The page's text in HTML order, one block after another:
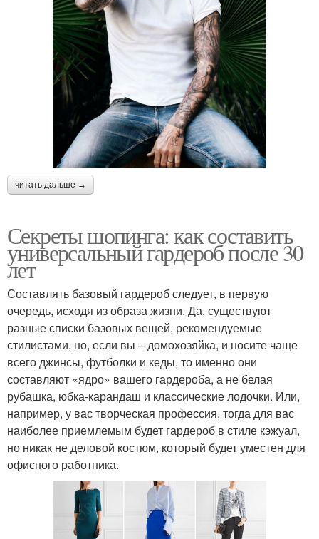
читать дальше →
Секреты шопинга: как составить
универсальный гардероб после 30
лет
Составлять базовый гардероб следует, в первую
очередь, исходя из образа жизни. Да, существуют
разные списки базовых вещей, рекомендуемые
стилистами, но, если вы – домохозяйка, и носите чаще
всего джинсы, футболки и кеды, то именно они
составляют «ядро» вашего гардероба, а не белая
рубашка, юбка-карандаш и классические лодочки. Или,
например, у вас творческая профессия, тогда для вас
наиболее приемлемым будет гардероб в стиле кэжуал,
но никак не деловой костюм, который будет уместен для
офисного работника.